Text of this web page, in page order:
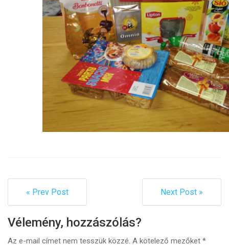
« Prev Post Next Post »
Vélemény, hozzászólás?
Az e-mail címet nem tesszük közzé. A kötelező mezőket *